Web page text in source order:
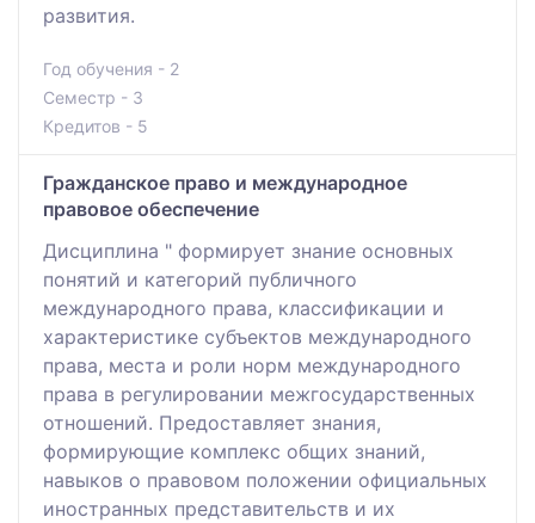
развития.
Год обучения - 2
Семестр - 3
Кредитов - 5
Гражданское право и международное
правовое обеспечение
Дисциплина " формирует знание основных
понятий и категорий публичного
международного права, классификации и
характеристике субъектов международного
права, места и роли норм международного
права в регулировании межгосударственных
отношений. Предоставляет знания,
формирующие комплекс общих знаний,
навыков о правовом положении официальных
иностранных представительств и их